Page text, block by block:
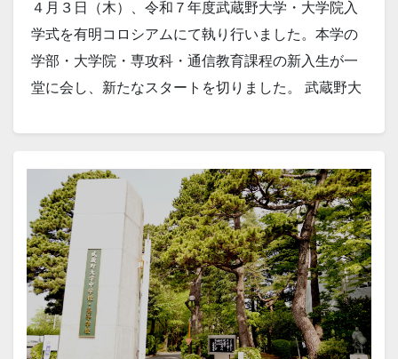
４月３日（木）、令和７年度武蔵野大学・大学院入
学式を有明コロシアムにて執り行いました。本学の
学部・大学院・専攻科・通信教育課程の新入生が一
堂に会し、新たなスタートを切りました。 武蔵野大